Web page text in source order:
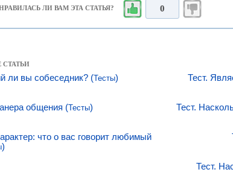
ЛИ ВАМ ЭТА СТАТЬЯ? 0
ли вы собеседник? ( Тесты)
общения ( Тесты)
что о вас говорит любимый
)
Тест.
Тест.
Тест.